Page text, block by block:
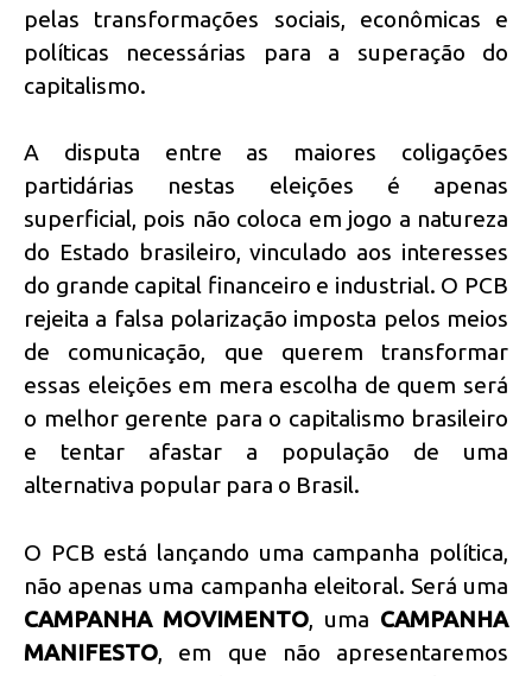
pelas transformações sociais, econômicas e
políticas necessárias para a superação do
capitalismo.
A disputa entre as maiores coligações
partidárias nestas eleições é apenas
superficial, pois não coloca em jogo a natureza
do Estado brasileiro, vinculado aos interesses
do grande capital financeiro e industrial. O PCB
rejeita a falsa polarização imposta pelos meios
de comunicação, que querem transformar
essas eleições em mera escolha de quem será
o melhor gerente para o capitalismo brasileiro
e tentar afastar a população de uma
alternativa popular para o Brasil.
O PCB está lançando uma campanha política,
não apenas uma campanha eleitoral. Será uma
CAMPANHA MOVIMENTO, uma CAMPANHA
MANIFESTO, em que não apresentaremos